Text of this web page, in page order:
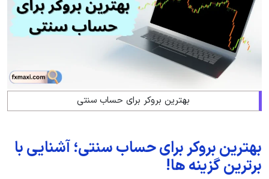
بهترین بروکر برای حساب سنتی
بهترین بروکر برای حساب سنتی؛ آشنایی با
برترین گزینه ها!